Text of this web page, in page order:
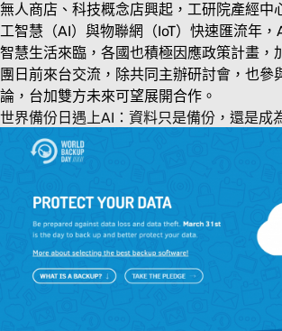
無人商店、科技概念店興起，工研院產經中
工智慧（AI）與物聯網（IoT）快速匯流年，
智慧生活來臨，各國也積極因應政策計畫，
團日前來台交流，除共同主辦研討會，也參
論，台加雙方未來可望展開合作。
世界備份日遇上AI：資料只是備份，還是成